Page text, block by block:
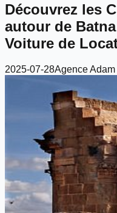
Découvrez les
autour de
Voiture de
2025-07-28Agence Adam